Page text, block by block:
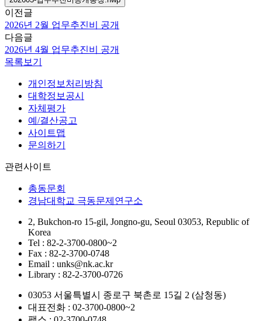
이전글
2026년 2월 업무추진비 공개
다음글
2026년 4월 업무추진비 공개
목록보기
개인정보처리방침
대학정보공시
자체평가
예/결산공고
사이트맵
문의하기
관련사이트
총동문회
경남대학교 극동문제연구소
2, Bukchon-ro 15-gil, Jongno-gu, Seoul 03053, Republic of
Korea
Tel : 82-2-3700-0800~2
Fax : 82-2-3700-0748
Email : unks@nk.ac.kr
Library : 82-2-3700-0726
03053 서울특별시 종로구 북촌로 15길 2 (삼청동)
대표전화 : 02-3700-0800~2